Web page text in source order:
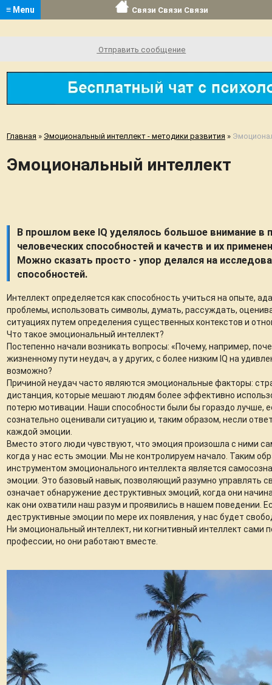
≡ Menu Связи Связи Связи
Отправить сообщение
Главная » Эмоциональный интеллект - методики развития »
Эмоциональный интеллект
В прошлом веке IQ уделялось большое внимание в
человеческих способностей и качеств и их
Можно сказать просто - упор делался на
способностей.
Интеллект определяется как способность учиться на опыте,
проблемы, использовать символы, думать, рассуждать,
ситуациях путем определения существенных контекстов и
Что такое эмоциональный интеллект?
Постепенно начали возникать вопросы: «Почему, например,
жизненному пути неудач, а у других, с более низким IQ на
возможно?
Причиной неудач часто являются эмоциональные факторы:
дистанция, которые мешают людям более эффективно
потерю мотивации. Наши способности были бы гораздо лучше,
сознательно оценивали ситуацию и, таким образом, несли
каждой эмоции.
Вместо этого люди чувствуют, что эмоция произошла с ними
когда у нас есть эмоции. Мы не контролируем начало. Таким
инструментом эмоционального интеллекта является
эмоции. Это базовый навык, позволяющий разумно управлять
означает обнаружение деструктивных эмоций, когда они
как они охватили наш разум и проявились в нашем поведении.
деструктивные эмоции по мере их появления, у нас будет
Ни эмоциональный интеллект, ни когнитивный интеллект сами
профессии, но они работают вместе.